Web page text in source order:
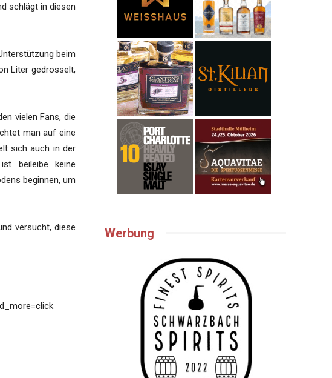
schlägt in diesen
beim
Liter gedrosselt,
vielen Fans, die
man auf eine
sich auch in der
beileibe keine
beginnen, um
versucht, diese
Werbung